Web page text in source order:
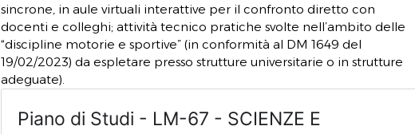
sincrone, in aule virtuali interattive per il confronto diretto con
docenti e colleghi; attività tecnico pratiche svolte nell’ambito delle
“discipline motorie e sportive” (in conformità al DM 1649 del
19/02/2023) da espletare presso strutture universitarie o in strutture
adeguate).
Piano di Studi - LM-67 - SCIENZE E